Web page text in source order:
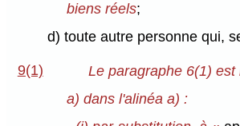
biens réels;
d) toute autre personne qui,
9(1)
Le paragraphe 6(1) est
a) dans l'alinéa a) :